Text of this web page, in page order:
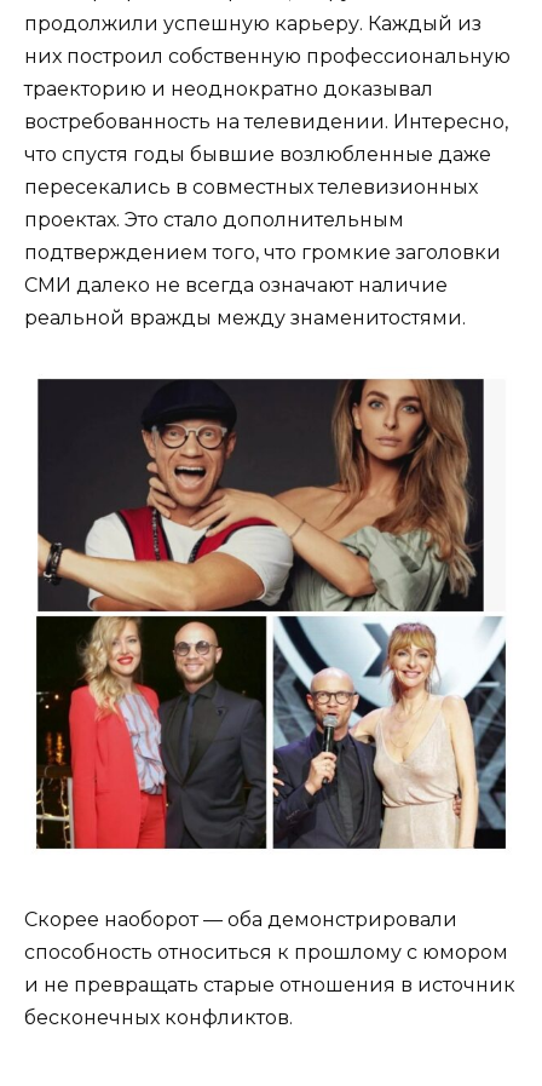
продолжили успешную карьеру. Каждый из
них построил собственную профессиональную
траекторию и неоднократно доказывал
востребованность на телевидении. Интересно,
что спустя годы бывшие возлюбленные даже
пересекались в совместных телевизионных
проектах. Это стало дополнительным
подтверждением того, что громкие заголовки
СМИ далеко не всегда означают наличие
реальной вражды между знаменитостями.
Скорее наоборот — оба демонстрировали
способность относиться к прошлому с юмором
и не превращать старые отношения в источник
бесконечных конфликтов.